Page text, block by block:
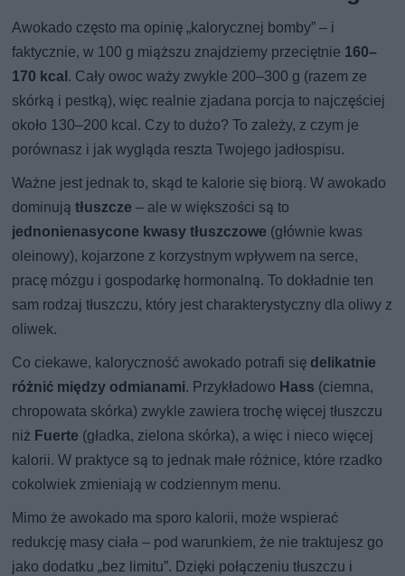
Awokado często ma opinię „kalorycznej bomby” – i
faktycznie, w 100 g miąższu znajdziemy przeciętnie 160–
170 kcal. Cały owoc waży zwykle 200–300 g (razem ze
skórką i pestką), więc realnie zjadana porcja to najczęściej
około 130–200 kcal. Czy to dużo? To zależy, z czym je
porównasz i jak wygląda reszta Twojego jadłospisu.
Ważne jest jednak to, skąd te kalorie się biorą. W awokado
dominujątłuszcze – ale w większości są to
jednonienasycone kwasy tłuszczowe (głównie kwas
oleinowy), kojarzone z korzystnym wpływem na serce,
pracę mózgu i gospodarkę hormonalną. To dokładnie ten
sam rodzaj tłuszczu, który jest charakterystyczny dla oliwy z
oliwek.
Co ciekawe, kaloryczność awokado potrafi się delikatnie
różnić między odmianami. Przykładowo Hass (ciemna,
chropowata skórka) zwykle zawiera trochę więcej tłuszczu
niż Fuerte (gładka, zielona skórka), a więc i nieco więcej
kalorii. W praktyce są to jednak małe różnice, które rzadko
cokolwiek zmieniają w codziennym menu.
Mimo że awokado ma sporo kalorii, może wspierać
redukcję masy ciała – pod warunkiem, że nie traktujesz go
jako dodatku „bez limitu”. Dzięki połączeniu tłuszczu i